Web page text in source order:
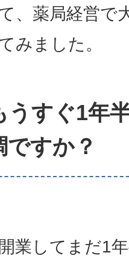
、薬局経営で
みました。
すぐ1年
すか？
業してまだ1